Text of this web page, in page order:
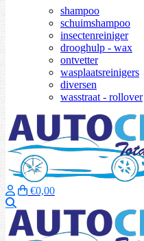
shampoo
schuimshampoo
insectenreiniger
drooghulp - wax
ontvetter
wasplaatsreinigers
diversen
wasstraat - rollover
€0,00